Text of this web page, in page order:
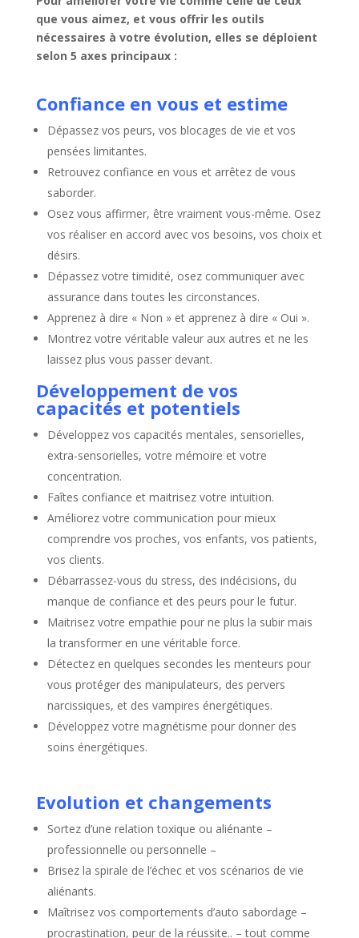
que vous aimez, et vous offrir les outils
nécessaires à votre évolution, elles se déploient
selon 5 axes principaux :
Confiance en vous et estime
Dépassez vos peurs, vos blocages de vie et vos
pensées limitantes.
Retrouvez confiance en vous et arrêtez de vous
saborder.
Osez vous affirmer, être vraiment vous-même. Osez
vos réaliser en accord avec vos besoins, vos choix et
désirs.
Dépassez votre timidité, osez communiquer avec
assurance dans toutes les circonstances.
Apprenez à dire « Non » et apprenez à dire « Oui ».
Montrez votre véritable valeur aux autres et ne les
laissez plus vous passer devant.
Développement de vos
capacités et potentiels
Développez vos capacités mentales, sensorielles,
extra-sensorielles, votre mémoire et votre
concentration.
Faîtes confiance et maitrisez votre intuition.
Améliorez votre communication pour mieux
comprendre vos proches, vos enfants, vos patients,
vos clients.
Débarrassez-vous du stress, des indécisions, du
manque de confiance et des peurs pour le futur.
Maitrisez votre empathie pour ne plus la subir mais
la transformer en une véritable force.
Détectez en quelques secondes les menteurs pour
vous protéger des manipulateurs, des pervers
narcissiques, et des vampires énergétiques.
Développez votre magnétisme pour donner des
soins énergétiques.
Evolution et changements
Sortez d’une relation toxique ou aliénante –
professionnelle ou personnelle –
Brisez la spirale de l’échec et vos scénarios de vie
aliénants.
Maîtrisez vos comportements d’auto sabordage –
procrastination, peur de la réussite.. – tout comme